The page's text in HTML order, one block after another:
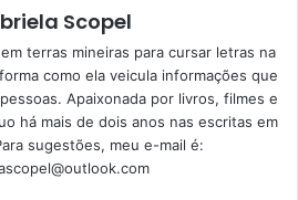
guarda-roupas
por setores
mais fácil e prática consiste em
Scopel
terras mineiras para cursar letras na
como ela veicula informações que
Apaixonada por livros, filmes e
há mais de dois anos nas escritas em
sugestões, meu e-mail é: